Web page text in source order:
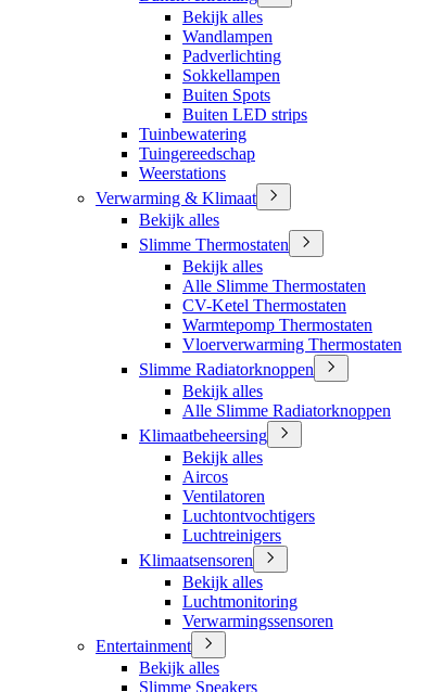
Bekijk alles
Wandlampen
Padverlichting
Sokkellampen
Buiten Spots
Buiten LED strips
Tuinbewatering
Tuingereedschap
Weerstations
Verwarming & Klimaat
Bekijk alles
Slimme Thermostaten
Bekijk alles
Alle Slimme Thermostaten
CV-Ketel Thermostaten
Warmtepomp Thermostaten
Vloerverwarming Thermostaten
Slimme Radiatorknoppen
Bekijk alles
Alle Slimme Radiatorknoppen
Klimaatbeheersing
Bekijk alles
Aircos
Ventilatoren
Luchtontvochtigers
Luchtreinigers
Klimaatsensoren
Bekijk alles
Luchtmonitoring
Verwarmingssensoren
Entertainment
Bekijk alles
Slimme Speakers